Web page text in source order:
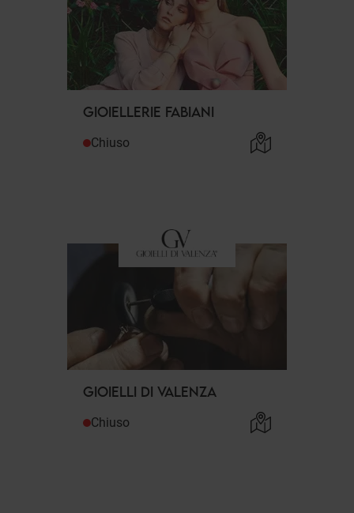
GIOIELLERIE FABIANI
Chiuso
GIOIELLI DI VALENZA
Chiuso